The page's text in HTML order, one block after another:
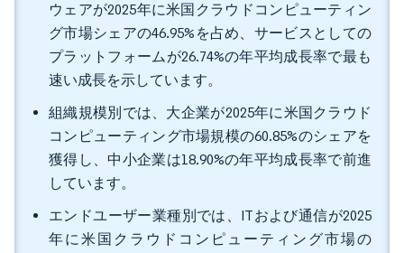
ウェアが2025年に米国クラウドコンピューティン
グ市場シェアの46.95%を占め、サービスとしての
プラットフォームが26.74%の年平均成長率で最も
速い成長を示しています。
組織規模別では、大企業が2025年に米国クラウド
コンピューティング市場規模の60.85%のシェアを
獲得し、中小企業は18.90%の年平均成長率で前進
しています。
エンドユーザー業種別では、ITおよび通信が2025
年に米国クラウドコンピューティング市場の